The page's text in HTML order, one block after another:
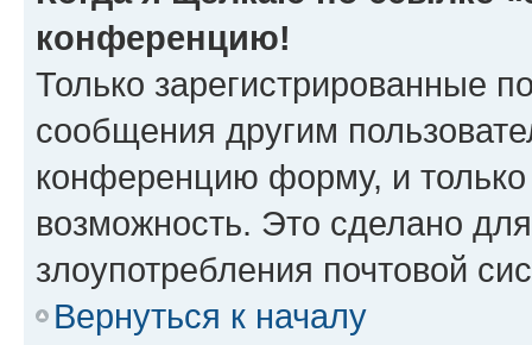
конференцию!
Только зарегистрированные
сообщения другим
конференцию форму, и
возможность. Это сделано
злоупотребления почтовой
Вернуться к началу